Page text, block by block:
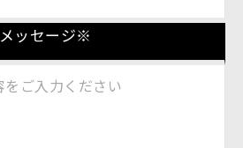
メッセージ※